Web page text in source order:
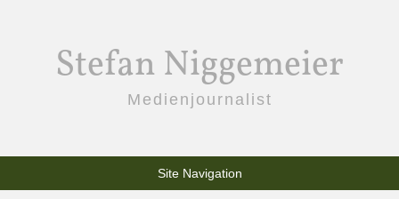
Stefan Niggemeier
Medienjournalist
Site Navigation